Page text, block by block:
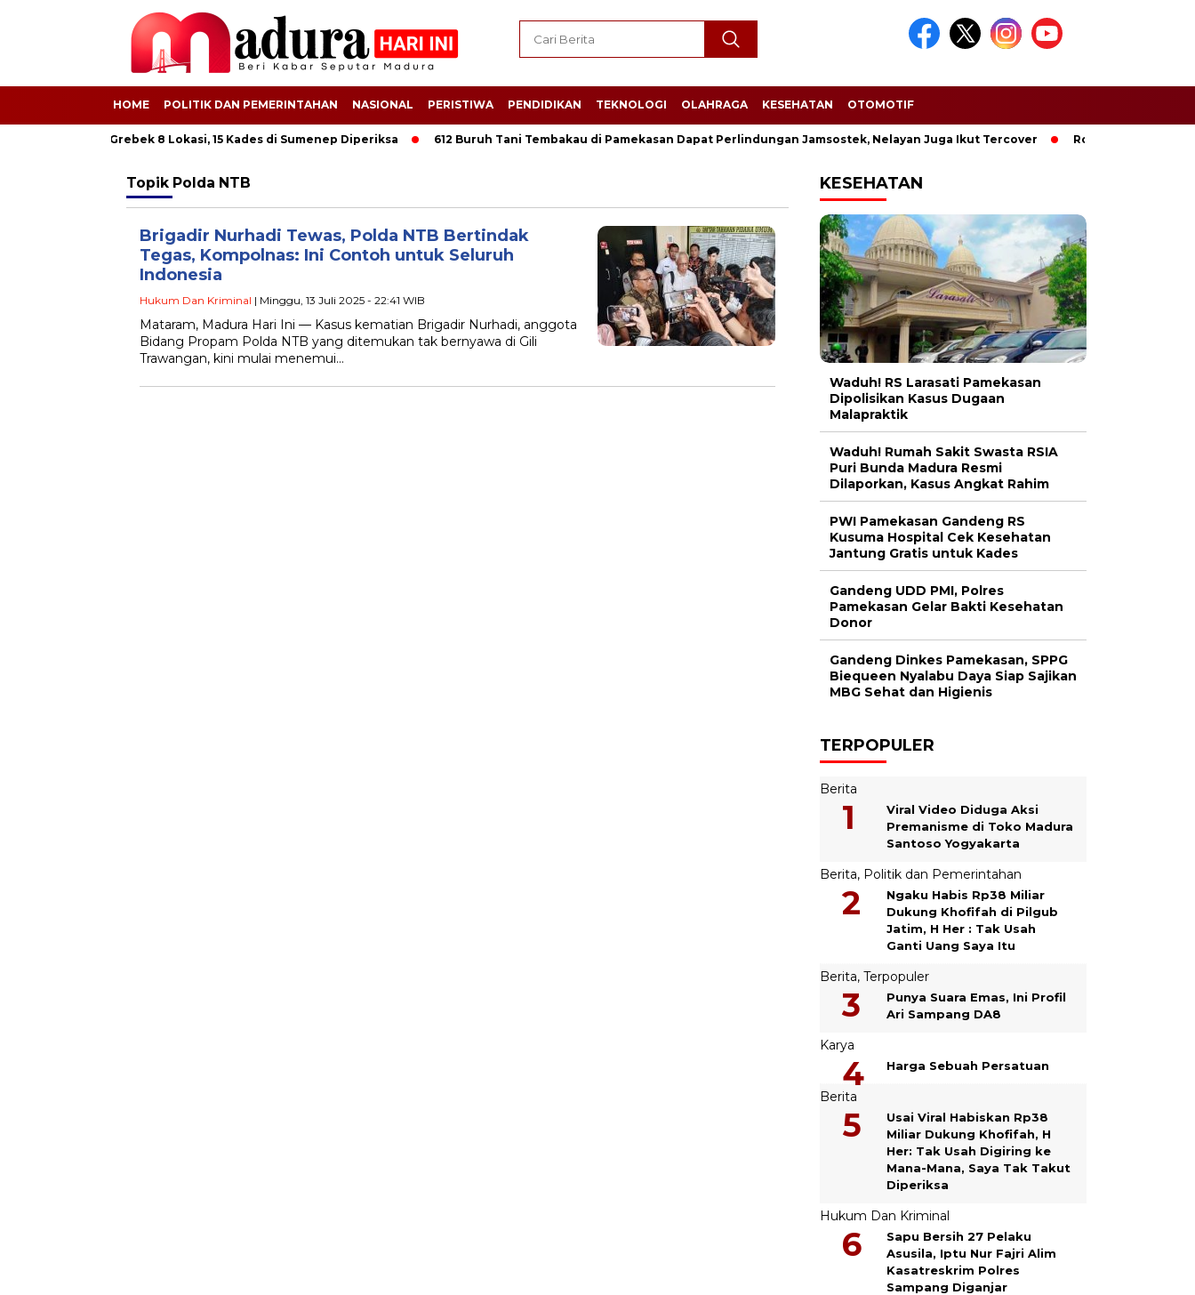
HOME POLITIK DAN PEMERINTAHAN NASIONAL PERISTIWA PENDIDIKAN TEKNOLOGI OLAHRAGA KESEHATAN OTOMOTIF
BSPS! Kejati Grebek 8 Lokasi, 15 Kades di Sumenep Diperiksa 612 Buruh Tani Tembakau di Pamekasan Dapat Perlindungan Jamsostek, Nelayan Juga Ikut Tercover Rokok Ilegal Marak di
Topik Polda NTB
Brigadir Nurhadi Tewas, Polda NTB Bertindak
Tegas, Kompolnas: Ini Contoh untuk Seluruh
Indonesia
Hukum Dan Kriminal | Minggu, 13 Juli 2025 - 22:41 WIB
Mataram, Madura Hari Ini — Kasus kematian Brigadir Nurhadi, anggota
Bidang Propam Polda NTB yang ditemukan tak bernyawa di Gili
Trawangan, kini mulai menemui…
KESEHATAN
Waduh! RS Larasati Pamekasan
Dipolisikan Kasus Dugaan
Malapraktik
Waduh! Rumah Sakit Swasta RSIA
Puri Bunda Madura Resmi
Dilaporkan, Kasus Angkat Rahim
PWI Pamekasan Gandeng RS
Kusuma Hospital Cek Kesehatan
Jantung Gratis untuk Kades
Gandeng UDD PMI, Polres
Pamekasan Gelar Bakti Kesehatan
Donor
Gandeng Dinkes Pamekasan, SPPG
Biequeen Nyalabu Daya Siap Sajikan
MBG Sehat dan Higienis
TERPOPULER
Berita
Viral Video Diduga Aksi
Premanisme di Toko Madura
Santoso Yogyakarta
Berita, Politik dan Pemerintahan
Ngaku Habis Rp38 Miliar
Dukung Khofifah di Pilgub
Jatim, H Her : Tak Usah
Ganti Uang Saya Itu
Berita, Terpopuler
Punya Suara Emas, Ini Profil
Ari Sampang DA8
Karya
Harga Sebuah Persatuan
Berita
Usai Viral Habiskan Rp38
Miliar Dukung Khofifah, H
Her: Tak Usah Digiring ke
Mana-Mana, Saya Tak Takut
Diperiksa
Hukum Dan Kriminal
Sapu Bersih 27 Pelaku
Asusila, Iptu Nur Fajri Alim
Kasatreskrim Polres
Sampang Diganjar